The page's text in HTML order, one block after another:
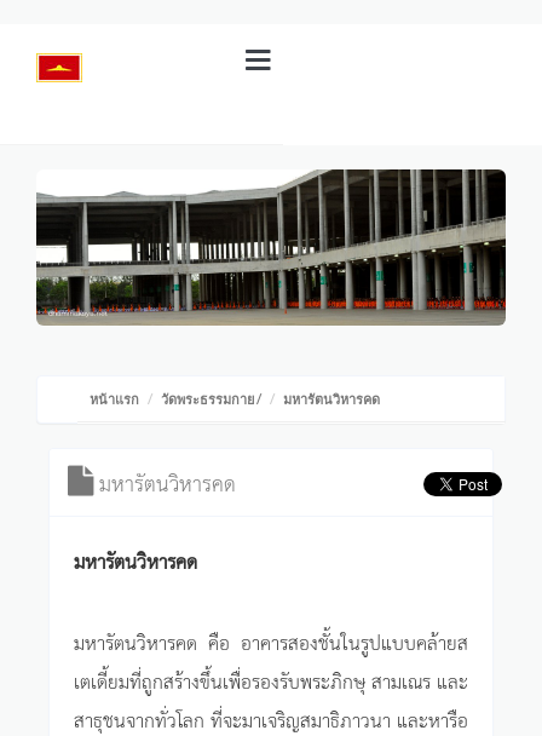
หน้าแรก วัดพระธรรมกาย/ มหารัตนวิหารคด
มหารัตนวิหารคด
มหารัตนวิหารคด
มหารัตนวิหารคด คือ อาคารสองชั้นในรูปแบบคล้ายส
เตเดี้ยมที่ถูกสร้างขึ้นเพื่อรองรับพระภิกษุ สามเณร และ
สาธุชนจากทั่วโลก ที่จะมาเจริญสมาธิภาวนา และหารือ